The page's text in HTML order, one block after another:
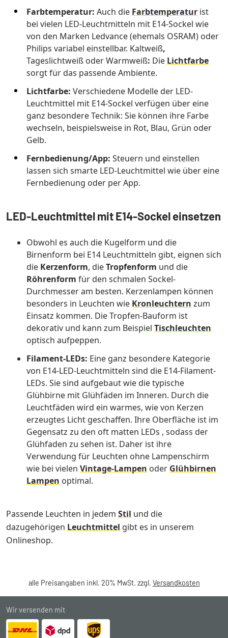
Farbtemperatur: Auch die Farbtemperatur ist
bei vielen LED-Leuchtmitteln mit E14-Sockel wie
von den Marken Ledvance (ehemals OSRAM) oder
Philips variabel einstellbar. Kaltweiß,
Tageslichtweiß oder Warmweiß: Die Lichtfarbe
sorgt für das passende Ambiente.
Lichtfarbe: Verschiedene Modelle der LED-
Leuchtmittel mit E14-Sockel verfügen über eine
ganz besondere Technik: Sie können ihre Farbe
wechseln, beispielsweise in Rot, Blau, Grün oder
Gelb.
Fernbedienung/App: Steuern und einstellen
lassen sich smarte LED-Leuchtmittel wie über eine
Fernbedienung oder per App.
LED-Leuchtmittel mit E14-Sockel einsetzen
Obwohl es auch die Kugelform und die
Birnenform bei E14 Leuchtmitteln gibt, eignen sich
die Kerzenform, dieTropfenform und die
Röhrenform für den schmalen Sockel-
Durchmesser am besten. Kerzenlampen können
besonders in Leuchten wie Kronleuchtern zum
Einsatz kommen. Die Tropfen-Bauform ist
dekorativ und kann zum Beispiel Tischleuchten
optisch aufpeppen.
Filament-LEDs: Eine ganz besondere Kategorie
von E14-LED-Leuchtmitteln sind die E14-Filament-
LEDs. Sie sind aufgebaut wie die typische
Glühbirne mit Glühfäden im Inneren. Durch die
Leuchtfäden wird ein warmes, wie von Kerzen
erzeugtes Licht geschaffen. Ihre Oberfläche ist im
Gegensatz zu den oft matten LEDs , sodass der
Glühfaden zu sehen ist. Daher ist ihre
Verwendung für Leuchten ohne Lampenschirm
wie bei vielen Vintage-Lampen oder Glühbirnen
Lampen optimal.
Passende Leuchten in jedem Stil und die
dazugehörigen Leuchtmittel gibt es in unserem
Onlineshop.
alle Preisangaben inkl. 20% MwSt. zzgl. Versandkosten
Wir versenden mit